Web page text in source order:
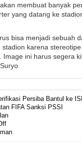
membuat banyak
yang datang ke
bisa menjadi sebuah
karena
Image ini harus segera
Persiba Bantul ke
FIFA Sanksi PSSI